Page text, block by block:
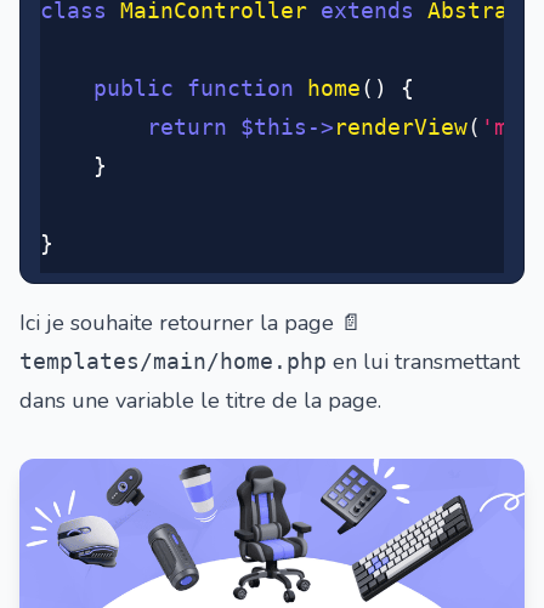
class MainController extends
	public
function home() {
		return
$this ->renderView(
	}
}
Ici je souhaite retourner la page 📄
templates/main/home.php en lui transmettant
dans une variable le titre de la page.